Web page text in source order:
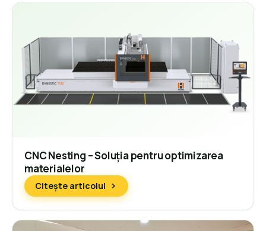
CNC Nesting – Soluția pentru optimizarea
materialelor
Citește articolul